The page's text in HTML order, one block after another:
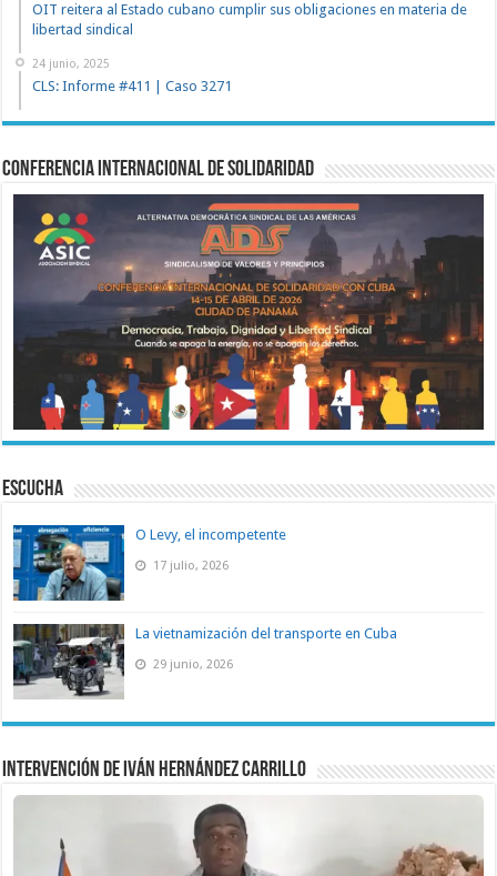
OIT reitera al Estado cubano cumplir sus obligaciones en materia de
libertad sindical
24 junio, 2025
CLS: Informe #411 | Caso 3271
Conferencia Internacional de Solidaridad
ESCUCHA
O Levy, el incompetente
17 julio, 2026
La vietnamización del transporte en Cuba
29 junio, 2026
Intervención de Iván Hernández Carrillo